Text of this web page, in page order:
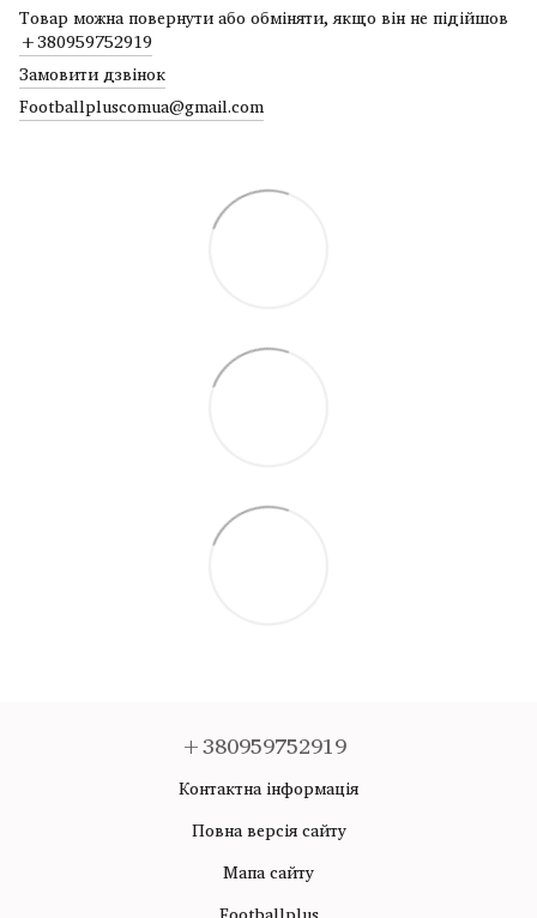
Товар можна повернути або обміняти, якщо він не підійшов
+380959752919
Замовити дзвінок
Footballpluscomua@gmail.com
+380959752919
Контактна інформація
Повна версія сайту
Мапа сайту